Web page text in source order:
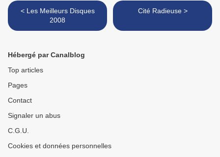
< Les Meilleurs Disques
2008
Cité Radieuse >
Hébergé par Canalblog
Top articles
Pages
Contact
Signaler un abus
C.G.U.
Cookies et données personnelles